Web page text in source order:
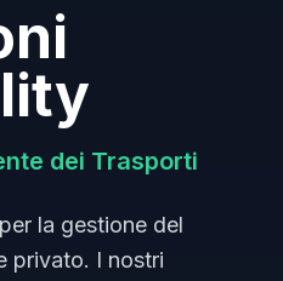
dei Trasporti
la gestione del
privato. I nostri